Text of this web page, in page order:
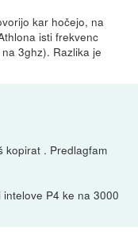
kar hočejo, na
isti frekvenc
3ghz). Razlika je
kopirat . Predlagfam
P4 ke na 3000